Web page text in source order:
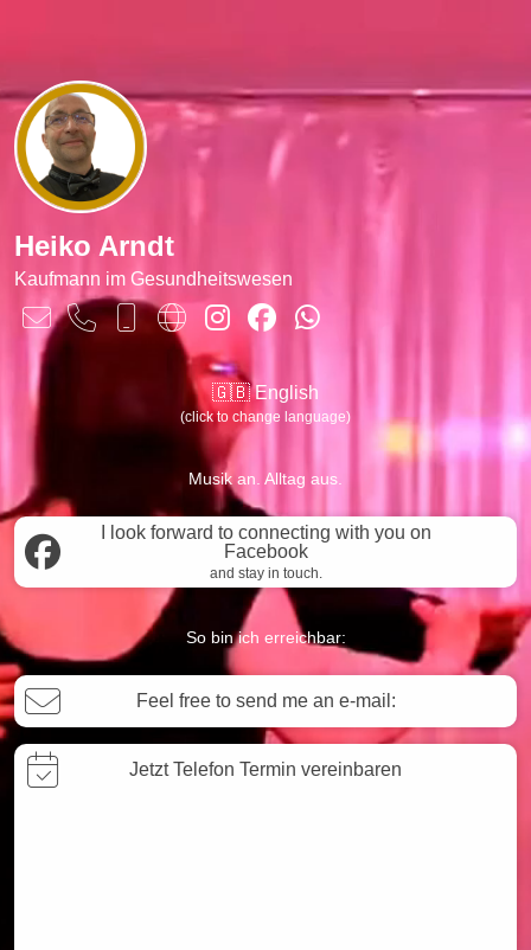
Heiko Arndt
Kaufmann im Gesundheitswesen
🇬🇧 English
(click to change language)
Musik an. Alltag aus.
I look forward to connecting with you on
Facebook
and stay in touch.
So bin ich erreichbar:
Feel free to send me an e-mail:
Jetzt Telefon Termin vereinbaren